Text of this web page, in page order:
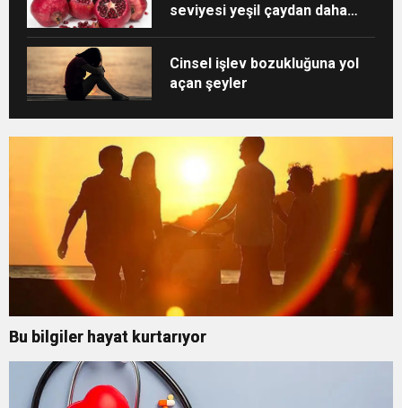
seviyesi yeşil çaydan daha
Cinsel işlev bozukluğuna yol
açan şeyler
Bu bilgiler hayat kurtarıyor